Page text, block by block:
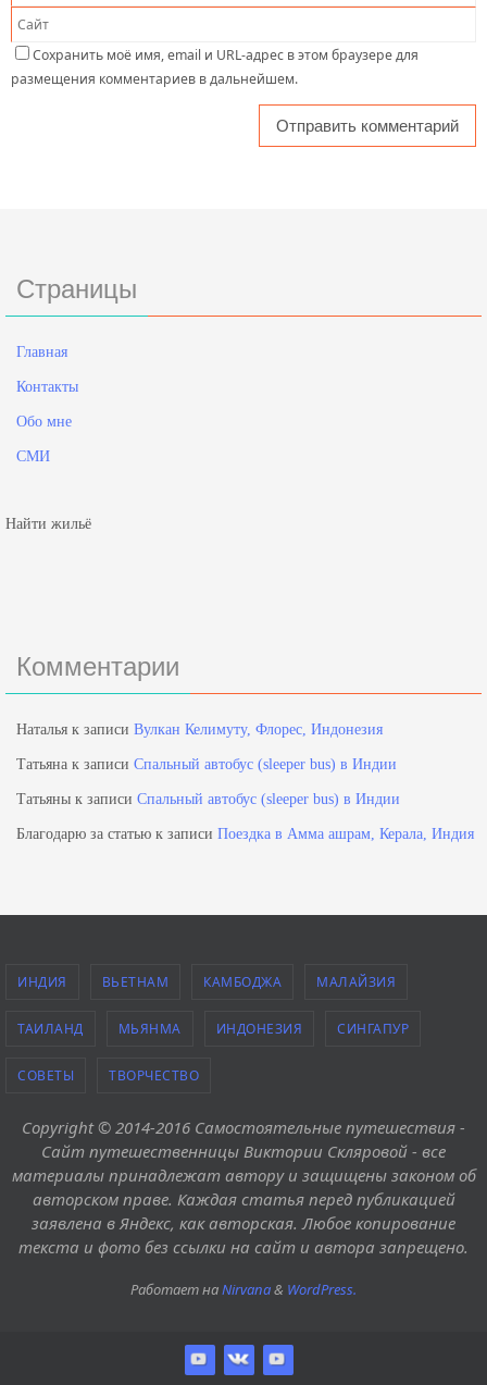
Сохранить моё имя, email и URL-адрес в этом браузере для
размещения комментариев в дальнейшем.
Страницы
Главная
Контакты
Обо мне
СМИ
Найти жильё
Комментарии
Наталья к записи Вулкан Келимуту, Флорес, Индонезия
Татьяна к записи Спальный автобус (sleeper bus) в Индии
Татьяны к записи Спальный автобус (sleeper bus) в Индии
Благодарю за статью к записи Поездка в Амма ашрам, Керала, Индия
ИНДИЯ ВЬЕТНАМ КАМБОДЖА МАЛАЙЗИЯ
ТАИЛАНД МЬЯНМА ИНДОНЕЗИЯ СИНГАПУР
СОВЕТЫ ТВОРЧЕСТВО
Copyright © 2014-2016 Самостоятельные путешествия -
Сайт путешественницы Виктории Скляровой - все
материалы принадлежат автору и защищены законом об
авторском праве. Каждая статья перед публикацией
заявлена в Яндекс, как авторская. Любое копирование
текста и фото без ссылки на сайт и автора запрещено.
Работает наNirvana& WordPress.